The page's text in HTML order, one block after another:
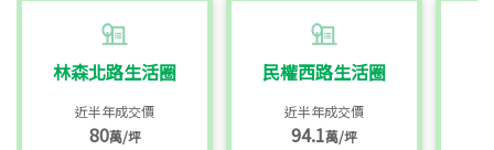
林森北路生活圈
近半年成交價
80萬/坪
民權西路生活圈
近半年成交價
94.1萬/坪